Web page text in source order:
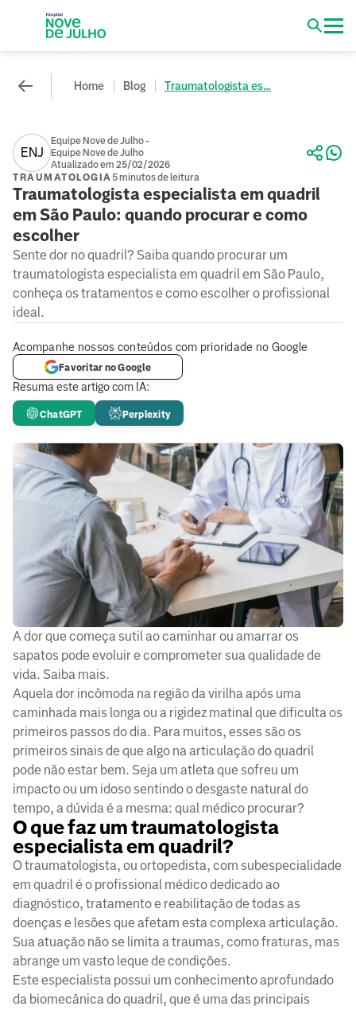
Home Blog Traumatologista es...
ENJ
Equipe Nove de Julho -
Equipe Nove de Julho
Atualizado em 25/02/2026
TRAUMATOLOGIA 5 minutos de leitura
Traumatologista especialista em quadril
em São Paulo: quando procurar e como
escolher
Sente dor no quadril? Saiba quando procurar um
traumatologista especialista em quadril em São Paulo,
conheça os tratamentos e como escolher o profissional
ideal.
Resuma este artigo com IA:
ChatGPT Perplexity
Acompanhe nossos conteúdos com prioridade no Google
Favoritar no Google
A dor que começa sutil ao caminhar ou amarrar os
sapatos pode evoluir e comprometer sua qualidade de
vida. Saiba mais.
Aquela dor incômoda na região da virilha após uma
caminhada mais longa ou a rigidez matinal que dificulta os
primeiros passos do dia. Para muitos, esses são os
primeiros sinais de que algo na articulação do quadril
pode não estar bem. Seja um atleta que sofreu um
impacto ou um idoso sentindo o desgaste natural do
tempo, a dúvida é a mesma: qual médico procurar?
O que faz um traumatologista
especialista em quadril?
O traumatologista, ou ortopedista, com subespecialidade
em quadril é o profissional médico dedicado ao
diagnóstico, tratamento e reabilitação de todas as
doenças e lesões que afetam esta complexa articulação.
Sua atuação não se limita a traumas, como fraturas, mas
abrange um vasto leque de condições.
Este especialista possui um conhecimento aprofundado
da biomecânica do quadril, que é uma das principais